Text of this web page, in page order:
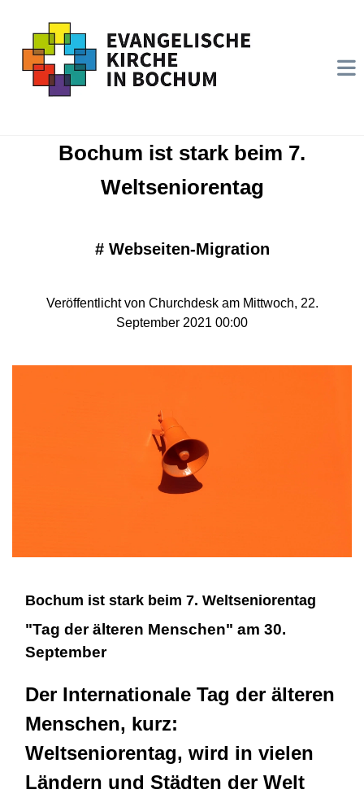
Bochum ist stark beim 7.
Weltseniorentag
# Webseiten-Migration
Veröffentlicht von Churchdesk am Mittwoch, 22.
September 2021 00:00
Bochum ist stark beim 7. Weltseniorentag
"Tag der älteren Menschen" am 30.
September
Der Internationale Tag der älteren
Menschen, kurz:
Weltseniorentag, wird in vielen
Ländern und Städten der Welt